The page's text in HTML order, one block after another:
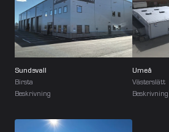
Sundsvall
Birsta
Beskrivning
Umeå
Västerslätt
Beskrivning